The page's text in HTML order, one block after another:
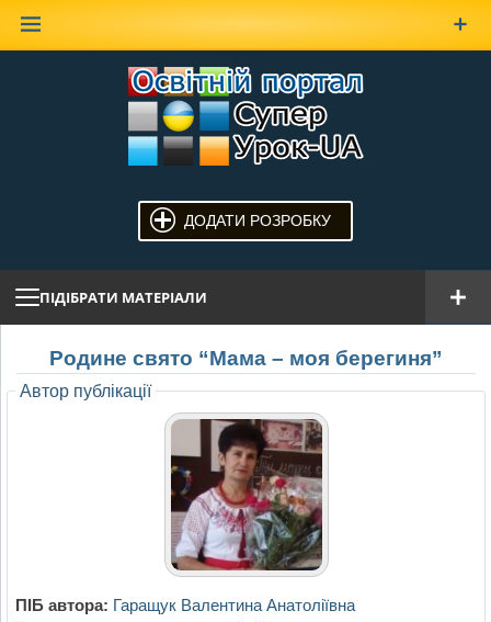
ДОДАТИ РОЗРОБКУ
ПІДІБРАТИ МАТЕРІАЛИ
Родине свято “Мама – моя берегиня”
Автор публікації
ПІБ автора: Гаращук Валентина Анатоліївна